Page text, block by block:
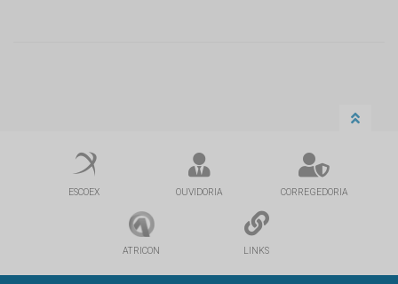
ESCOEX OUVIDORIA CORREGEDORIA
ATRICON LINKS